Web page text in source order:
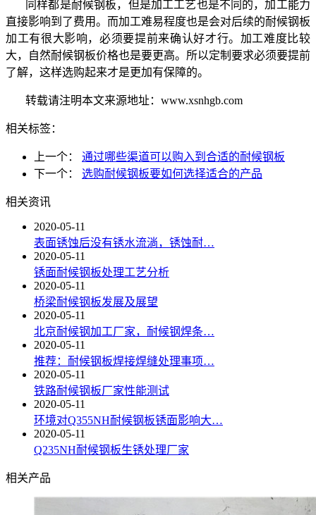
同样都是耐候钢板，但是加工工艺也是不同的，加工能力
直接影响到了费用。而加工难易程度也是会对后续的耐候钢板
加工有很大影响，必须要提前来确认好才行。加工难度比较
大，自然耐候钢板价格也是要更高。所以定制要求必须要提前
了解，这样选购起来才是更加有保障的。
转载请注明本文来源地址：www.xsnhgb.com
相关标签：
上一个： 通过哪些渠道可以购入到合适的耐候钢板
下一个： 选购耐候钢板要如何选择适合的产品
相关资讯
2020-05-11
表面锈蚀后没有锈水流淌，锈蚀耐…
2020-05-11
锈面耐候钢板处理工艺分析
2020-05-11
桥梁耐候钢板发展及展望
2020-05-11
北京耐候钢加工厂家，耐候钢焊条…
2020-05-11
推荐：耐候钢板焊接焊缝处理事项…
2020-05-11
铁路耐候钢板厂家性能测试
2020-05-11
环境对Q355NH耐候钢板锈面影响大…
2020-05-11
Q235NH耐候钢板生锈处理厂家
相关产品